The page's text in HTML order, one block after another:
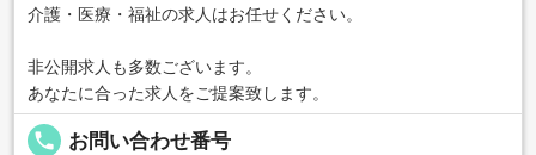
介護・医療・福祉の求人はお任せください。
非公開求人も多数ございます。
あなたに合った求人をご提案致します。
local_phone お問い合わせ番号